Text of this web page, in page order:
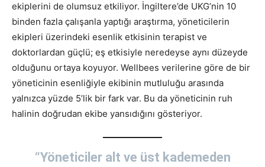
ekiplerini de olumsuz etkiliyor. İngiltere’de UKG’nin 10
binden fazla çalışanla yaptığı araştırma, yöneticilerin
ekipleri üzerindeki esenlik etkisinin terapist ve
doktorlardan güçlü; eş etkisiyle neredeyse aynı düzeyde
olduğunu ortaya koyuyor. Wellbees verilerine göre de bir
yöneticinin esenliğiyle ekibinin mutluluğu arasında
yalnızca yüzde 5’lik bir fark var. Bu da yöneticinin ruh
halinin doğrudan ekibe yansıdığını gösteriyor.
“Yöneticiler alt ve üst kademeden